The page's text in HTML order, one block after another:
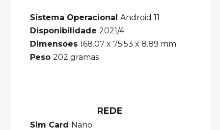
Sistema Operacional Android 11
Disponibilidade 2021/4
Dimensões 168.07 x 75.53 x 8.89 mm
Peso 202 gramas
REDE
Sim Card Nano